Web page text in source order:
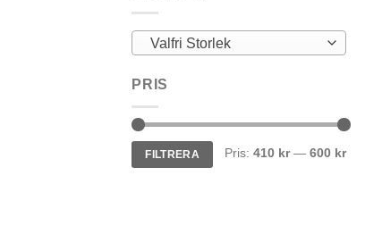
Valfri Storlek
PRIS
Min
pris
Max
prisFILTRERA Pris: 410 kr— 600 kr